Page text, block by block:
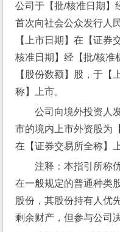
公司于【批/核准日期】
首次向社会公众发行人
【上市日期】在【证券
核准日期】经【批/核准
【股份数额】股，于【
称】上市。
公司向境外投资人
市的境内上市外资股为
在【证券交易所全称】
注释：本指引所称
在一般规定的普通种类
股份，其股份持有人优
剩余财产，但参与公司